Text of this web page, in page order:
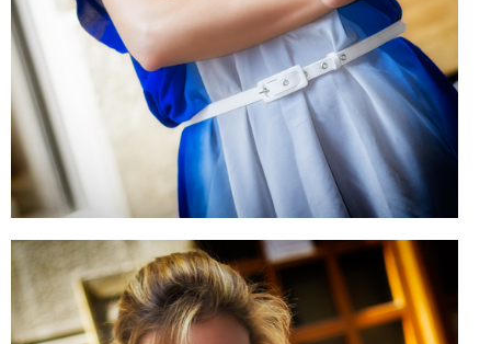
ABOUT
ARCHIVES
CONTACT
HOME